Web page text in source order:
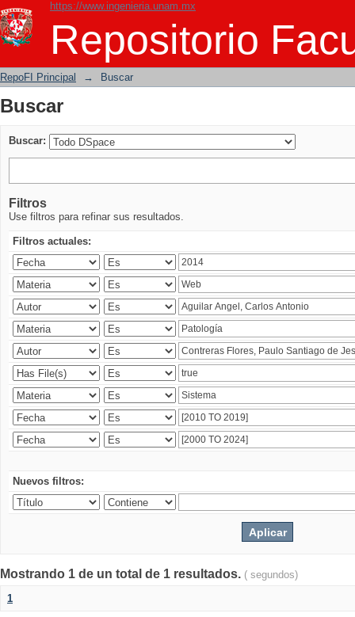
https://www.ingenieria.unam.mx
Repositorio
Buscar
RepoFI Principal → Buscar
Buscar
Buscar:
Filtros
Use filtros para refinar sus resultados.
Filtros actuales:
Nuevos filtros:
Mostrando 1 de un total de 1 resultados. ( segundos)
1